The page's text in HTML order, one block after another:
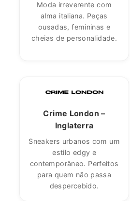
Moda irreverente com
alma italiana. Peças
ousadas, femininas e
cheias de personalidade.
Crime London –
Inglaterra
Sneakers urbanos com um
estilo edgy e
contemporâneo. Perfeitos
para quem não passa
despercebido.